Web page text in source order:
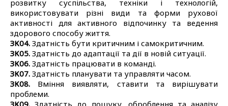
розвитку суспільства, техніки і технологій,
використовувати різні види та форми рухової
активності для активного відпочинку та ведення
здорового способу життя.
ЗК04. Здатність бути критичним і самокритичним.
ЗК05. Здатність до адаптації та дії в новій ситуації.
ЗК06. Здатність працювати в команді.
ЗК07. Здатність планувати та управляти часом.
ЗК08. Вміння виявляти, ставити та вирішувати
проблеми.